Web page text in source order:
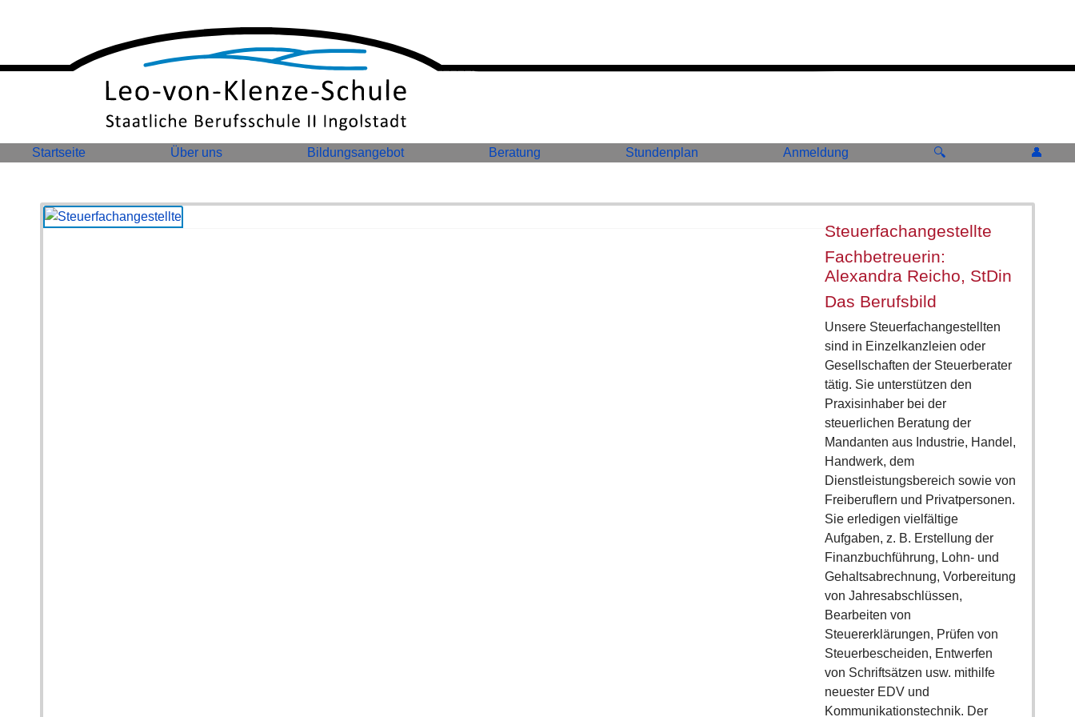
Startseite Über uns Bildungsangebot Beratung Stundenplan Anmeldung 🔍 👤
Steuerfachangestellte
Fachbetreuerin:
Alexandra Reicho, StDin
Das Berufsbild
Unsere Steuerfachangestellten
sind in Einzelkanzleien oder
Gesellschaften der Steuerberater
tätig. Sie unterstützen den
Praxisinhaber bei der
steuerlichen Beratung der
Mandanten aus Industrie, Handel,
Handwerk, dem
Dienstleistungsbereich sowie von
Freiberuflern und Privatpersonen.
Sie erledigen vielfältige
Aufgaben, z. B. Erstellung der
Finanzbuchführung, Lohn- und
Gehaltsabrechnung, Vorbereitung
von Jahresabschlüssen,
Bearbeiten von
Steuererklärungen, Prüfen von
Steuerbescheiden, Entwerfen
von Schriftsätzen usw. mithilfe
neuester EDV und
Kommunikationstechnik. Der